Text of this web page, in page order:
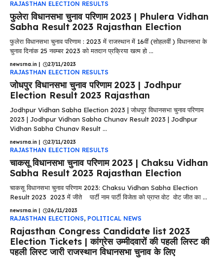
RAJASTHAN ELECTION RESULTS
फुलेरा विधानसभा चुनाव परिणाम 2023 | Phulera Vidhan
Sabha Result 2023 Rajasthan Election
फुलेरा विधानसभा चुनाव परिणाम : 2023 में राजस्थान में 16वीं (सोहलवीं ) विधानसभा के
चुनाव दिनांक 25 नवम्बर 2023 को मतदान प्रक्रिया खत्म हो ...
newsrna.in | 27/11/2023
RAJASTHAN ELECTION RESULTS
जोधपुर विधानसभा चुनाव परिणाम 2023 | Jodhpur
Election Result 2023 Rajasthan
Jodhpur Vidhan Sabha Election 2023 | जोधपुर विधानसभा चुनाव परिणाम
2023 | Jodhpur Vidhan Sabha Chunav Result 2023 | Jodhpur
Vidhan Sabha Chunav Result ...
newsrna.in | 27/11/2023
RAJASTHAN ELECTION RESULTS
चाकसू विधानसभा चुनाव परिणाम 2023 | Chaksu Vidhan
Sabha Result 2023 Rajasthan Election
चाकसू विधानसभा चुनाव परिणाम 2023: Chaksu Vidhan Sabha Election
Result 2023 2023 में जीते पार्टी नाम पार्टी विजेता को प्राप्त वोट वोट जीत का ...
newsrna.in | 26/11/2023
RAJASTHAN ELECTIONS, POLITICAL NEWS
Rajasthan Congress Candidate list 2023
Election Tickets | कांग्रेस उम्मीदवारों की पहली लिस्ट की
पहली लिस्ट जारी राजस्थान विधानसभा चुनाव के लिए